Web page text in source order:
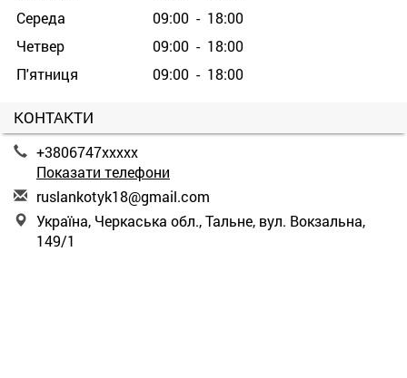
Середа
09:00 - 18:00
Четвер
09:00 - 18:00
П'ятниця
09:00 - 18:00
КОНТАКТИ
+3806747xxxxx
Показати телефони
ruslankotyk18@gmail.com
Україна, Черкаська обл., Тальне, вул. Вокзальна,
149/1